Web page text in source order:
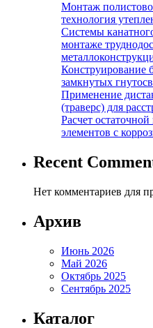
Монтаж
технология
Системы
монтаже
Конструирование
замкнутых
Применение
(траверс) для
Расчет
элементов с
Recent
Нет комментариев для
Архив
Июнь 2026
Май 2026
Октябрь 2025
Сентябрь 2025
Каталог